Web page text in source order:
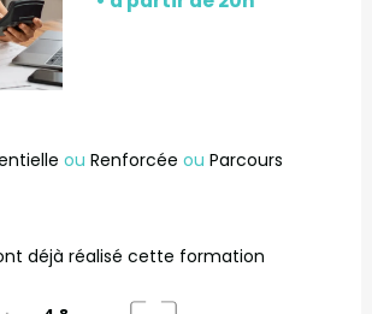
ou Renforcéeou Parcours
déjà réalisé cette formation